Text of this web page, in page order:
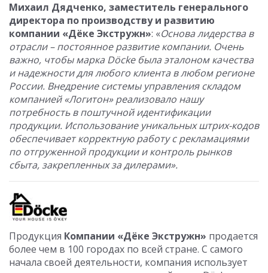
Михаил Дядченко, заместитель генерального
директора по производству и развитию
компании «Дёке Экстружн»: «Основа лидерства в
отрасли – постоянное развитие компании. Очень
важно, чтобы марка Döcke была эталоном качества
и надежности для любого клиента в любом регионе
России. Внедрение системы управления складом
компанией «Логитон» реализовало нашу
потребность в поштучной идентификации
продукции. Использование уникальных штрих-кодов
обеспечивает корректную работу с рекламациями
по отгруженной продукции и контроль рынков
сбыта, закрепленных за дилерами».
Продукция Компании «Дёке Экстружн» продается
более чем в 100 городах по всей стране. С самого
начала своей деятельности, компания использует